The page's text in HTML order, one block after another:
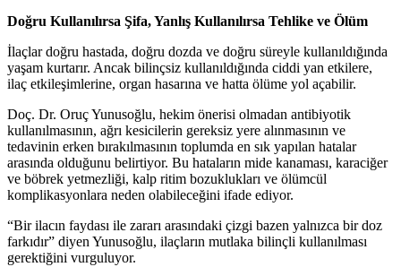
Doğru Kullanılırsa Şifa, Yanlış Kullanılırsa Tehlike ve Ölüm
İlaçlar doğru hastada, doğru dozda ve doğru süreyle kullanıldığında
yaşam kurtarır. Ancak bilinçsiz kullanıldığında ciddi yan etkilere,
ilaç etkileşimlerine, organ hasarına ve hatta ölüme yol açabilir.
Doç. Dr. Oruç Yunusoğlu, hekim önerisi olmadan antibiyotik
kullanılmasının, ağrı kesicilerin gereksiz yere alınmasının ve
tedavinin erken bırakılmasının toplumda en sık yapılan hatalar
arasında olduğunu belirtiyor. Bu hataların mide kanaması, karaciğer
ve böbrek yetmezliği, kalp ritim bozuklukları ve ölümcül
komplikasyonlara neden olabileceğini ifade ediyor.
“Bir ilacın faydası ile zararı arasındaki çizgi bazen yalnızca bir doz
farkıdır” diyen Yunusoğlu, ilaçların mutlaka bilinçli kullanılması
gerektiğini vurguluyor.